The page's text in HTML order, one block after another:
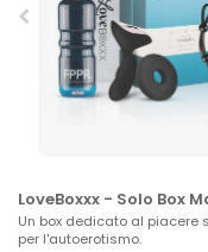
LoveBoxxx - Solo Box
Un box dedicato al piacere
per l'autoerotismo.